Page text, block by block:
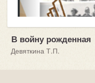
В войну рожденная
Девяткина Т.П.